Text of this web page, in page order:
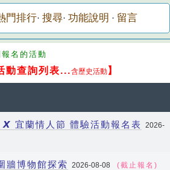
門排行· 搜尋· 功能說明 · 留言
名的活動
動查詢列表...含歷史活動 】
𝙓 宜蘭情人節 體驗活動報名表 2026-
牆博物館探索 2026-08-08 (截止報名)